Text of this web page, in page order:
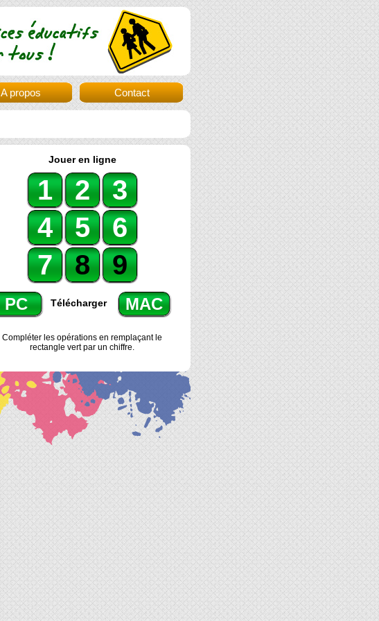
A propos Contact
Jouer en ligne
1 2
3
4
5
6
7
8 9
PC Télécharger MAC
Compléter les opérations en remplaçant le
rectangle vert par un chiffre.